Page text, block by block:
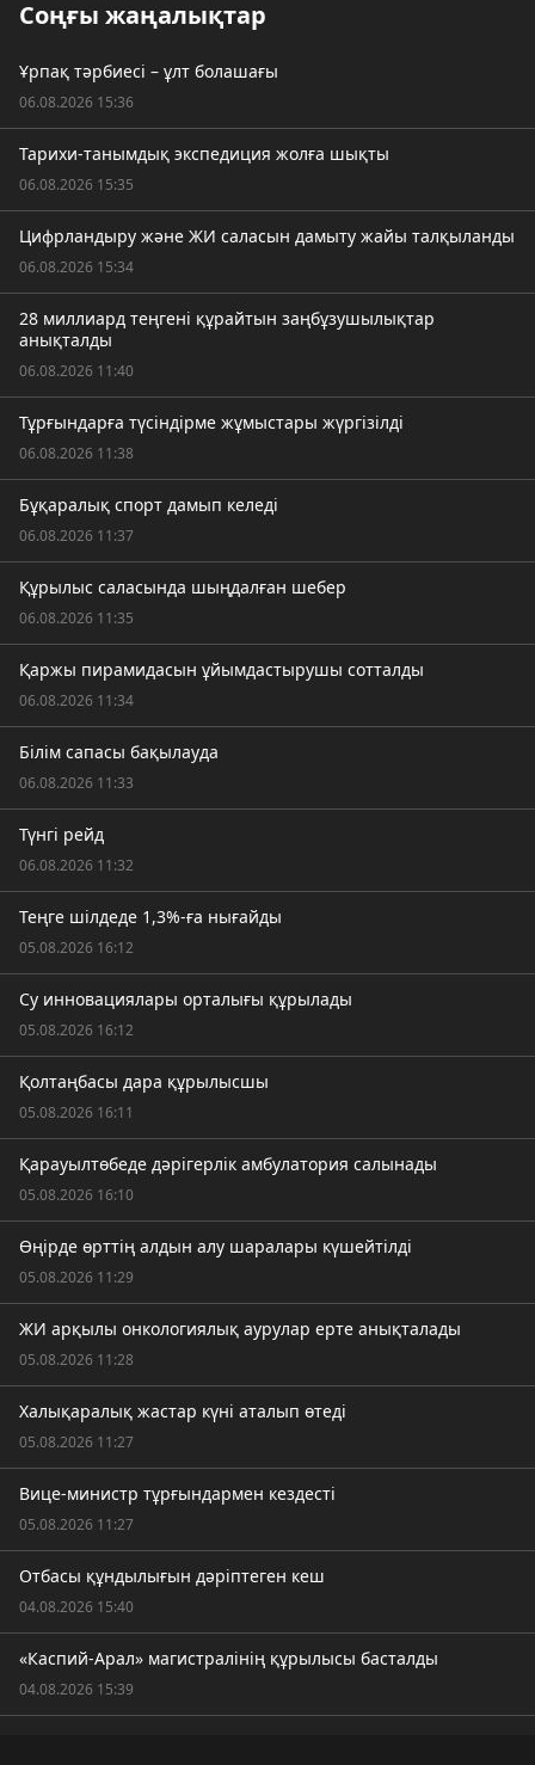
Соңғы жаңалықтар
Ұрпақ тәрбиесі – ұлт болашағы
06.08.2026 15:36
Тарихи-танымдық экспедиция жолға шықты
06.08.2026 15:35
Цифрландыру және ЖИ саласын дамыту жайы талқыланды
06.08.2026 15:34
28 миллиард теңгені құрайтын заңбұзушылықтар
анықталды
06.08.2026 11:40
Тұрғындарға түсіндірме жұмыстары жүргізілді
06.08.2026 11:38
Бұқаралық спорт дамып келеді
06.08.2026 11:37
Құрылыс саласында шыңдалған шебер
06.08.2026 11:35
Қаржы пирамидасын ұйымдастырушы сотталды
06.08.2026 11:34
Білім сапасы бақылауда
06.08.2026 11:33
Түнгі рейд
06.08.2026 11:32
Теңге шілдеде 1,3%-ға нығайды
05.08.2026 16:12
Су инновациялары орталығы құрылады
05.08.2026 16:12
Қолтаңбасы дара құрылысшы
05.08.2026 16:11
Қарауылтөбеде дәрігерлік амбулатория салынады
05.08.2026 16:10
Өңірде өрттің алдын алу шаралары күшейтілді
05.08.2026 11:29
ЖИ арқылы онкологиялық аурулар ерте анықталады
05.08.2026 11:28
Халықаралық жастар күні аталып өтеді
05.08.2026 11:27
Вице-министр тұрғындармен кездесті
05.08.2026 11:27
Отбасы құндылығын дәріптеген кеш
04.08.2026 15:40
«Каспий-Арал» магистралінің құрылысы басталды
04.08.2026 15:39